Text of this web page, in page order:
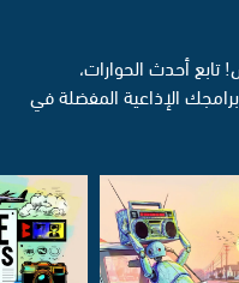
أحدث الحوارات،
الإذاعية المفضلة في